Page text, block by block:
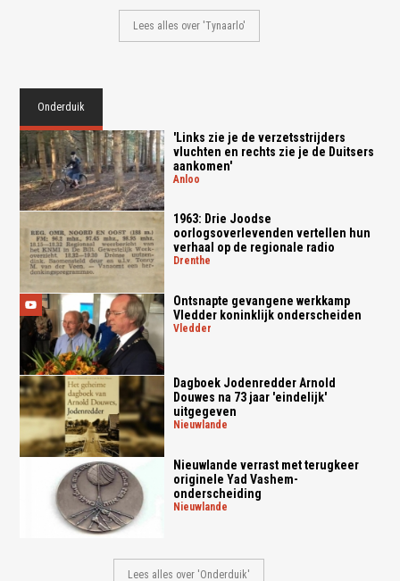
Lees alles over 'Tynaarlo'
Onderduik
'Links zie je de verzetsstrijders
vluchten en rechts zie je de Duitsers
aankomen'
anloo
1963: Drie Joodse
oorlogsoverlevenden vertellen hun
verhaal op de regionale radio
drenthe
Ontsnapte gevangene werkkamp
Vledder koninklijk onderscheiden
vledder
Dagboek Jodenredder Arnold
Douwes na 73 jaar 'eindelijk'
uitgegeven
nieuwlande
Nieuwlande verrast met terugkeer
originele Yad Vashem-
onderscheiding
nieuwlande
Lees alles over 'Onderduik'